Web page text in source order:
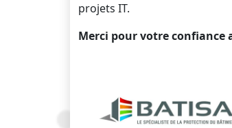
projets IT.
Merci pour votre confiance